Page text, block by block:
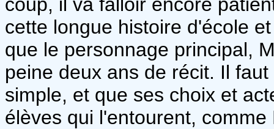
cette longue histoire d'école
que le personnage principal,
peine deux ans de récit. Il
simple, et que ses choix et
élèves qui l'entourent, comme